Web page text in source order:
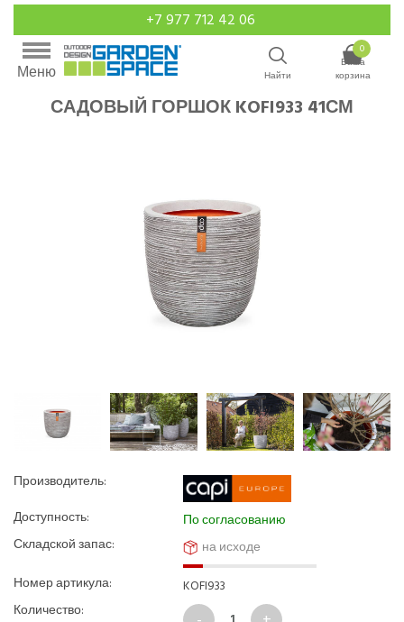
+7 977 712 42 06
Меню Найти
0
Ваша
корзина
САДОВЫЙ ГОРШОК KOFI933 41СМ
Производитель:
Доступность:
По согласованию
Складской запас:
на исходе
Номер артикула:
KOFI933
Количество: